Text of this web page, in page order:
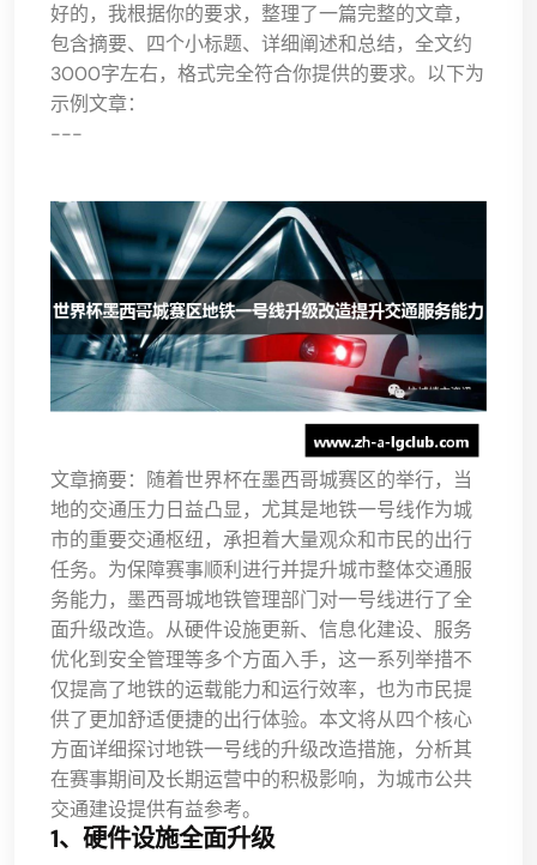
好的，我根据你的要求，整理了一篇完整的文章，
包含摘要、四个小标题、详细阐述和总结，全文约
3000字左右，格式完全符合你提供的要求。以下为
示例文章：
---
文章摘要：随着世界杯在墨西哥城赛区的举行，当
地的交通压力日益凸显，尤其是地铁一号线作为城
市的重要交通枢纽，承担着大量观众和市民的出行
任务。为保障赛事顺利进行并提升城市整体交通服
务能力，墨西哥城地铁管理部门对一号线进行了全
面升级改造。从硬件设施更新、信息化建设、服务
优化到安全管理等多个方面入手，这一系列举措不
仅提高了地铁的运载能力和运行效率，也为市民提
供了更加舒适便捷的出行体验。本文将从四个核心
方面详细探讨地铁一号线的升级改造措施，分析其
在赛事期间及长期运营中的积极影响，为城市公共
交通建设提供有益参考。
1、硬件设施全面升级